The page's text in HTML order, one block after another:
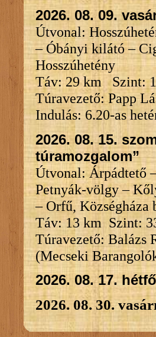
2026. 08. 09.
Útvonal:
– Óbányi kilátó –
Hosszúhetény
Táv: 29 km Szint:
Túravezető: Papp
Indulás: 6.20-as
2026. 08. 15.
túramozgalom”
Útvonal: Árpádtető
Petnyák-völgy –
– Orfű, Községháza
Táv: 13 km Szint:
Túravezető: Balázs
(Mecseki
2026. 08. 17.
2026. 08. 30.